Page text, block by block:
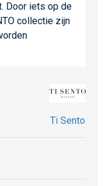
Door iets op de
collectie zijn
Ti Sento